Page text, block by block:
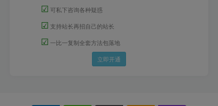
☑ 可私下咨询各种疑惑
☑ 支持站长再招自己的站长
☑ 一比一复制全套方法包落地
立即开通